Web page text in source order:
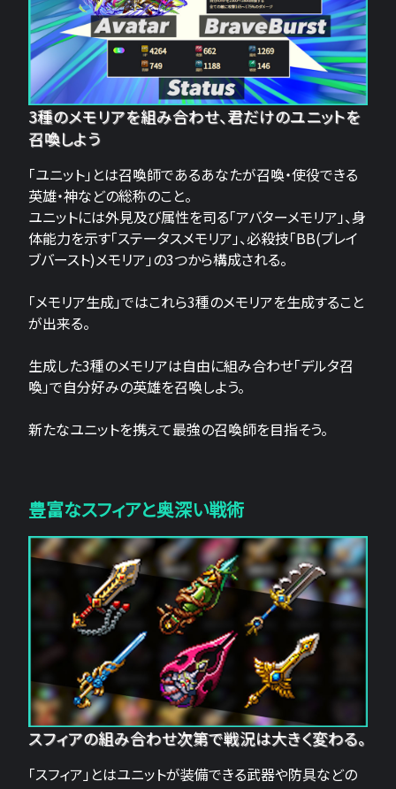
3種のメモリアを組み合わせ、君だけのユニットを
召喚しよう
「ユニット」とは召喚師であるあなたが召喚・使役できる
英雄・神などの総称のこと。
ユニットには外見及び属性を司る「アバターメモリア」、身
体能力を示す「ステータスメモリア」、必殺技「BB(ブレイ
ブバースト)メモリア」の3つから構成される。
「メモリア生成」ではこれら3種のメモリアを生成すること
が出来る。
生成した3種のメモリアは自由に組み合わせ「デルタ召
喚」で自分好みの英雄を召喚しよう。
新たなユニットを携えて最強の召喚師を目指そう。
豊富なスフィアと奥深い戦術
スフィアの組み合わせ次第で戦況は大きく変わる。
「スフィア」とはユニットが装備できる武器や防具などの